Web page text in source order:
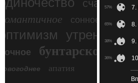
счастье
сонное
утреннее
бунтарское
апатия
57% 7.
65%
38% 9.
36%